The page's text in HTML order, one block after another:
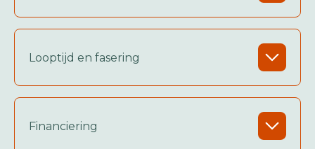
Looptijd en fasering
Financiering